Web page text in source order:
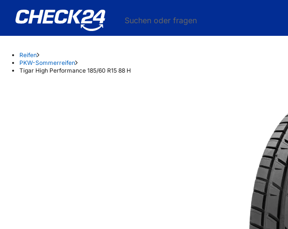
Suchen oder fragen
Reifen
PKW-Sommerreifen
Tigar High Performance 185/60 R15 88 H